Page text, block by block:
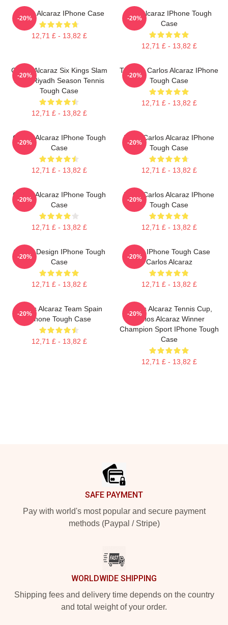
Carloz Alcaraz IPhone Case
12,71 £ - 13,82 £
-20%
The Alcaraz IPhone Tough
Case
12,71 £ - 13,82 £
-20%
Carlos Alcaraz Six Kings Slam
2025 Riyadh Season Tennis
Tough Case
12,71 £ - 13,82 £
-20%
Tennis - Carlos Alcaraz IPhone
Tough Case
12,71 £ - 13,82 £
-20%
Carlos Alcaraz IPhone Tough
Case
12,71 £ - 13,82 £
-20%
Tenis Carlos Alcaraz IPhone
Tough Case
12,71 £ - 13,82 £
-20%
Carlos Alcaraz IPhone Tough
Case
12,71 £ - 13,82 £
-20%
Tenis Carlos Alcaraz IPhone
Tough Case
12,71 £ - 13,82 £
-20%
Carlos Design IPhone Tough
Case
12,71 £ - 13,82 £
-20%
Tenis IPhone Tough Case
Carlos Alcaraz
12,71 £ - 13,82 £
-20%
Carlos Alcaraz Team Spain
IPhone Tough Case
12,71 £ - 13,82 £
-20%
Carlos Alcaraz Tennis Cup,
Carlos Alcaraz Winner
Champion Sport IPhone Tough
Case
12,71 £ - 13,82 £
-20%
SAFE PAYMENT
Pay with world's most popular and secure payment
methods (Paypal / Stripe)
WORLDWIDE SHIPPING
Shipping fees and delivery time depends on the country
and total weight of your order.